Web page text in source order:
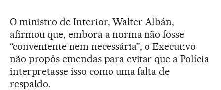
O ministro de Interior, Walter Albán,
afirmou que, embora a norma não fosse
“conveniente nem necessária”, o Executivo
não propôs emendas para evitar que a Polícia
interpretasse isso como uma falta de
respaldo.